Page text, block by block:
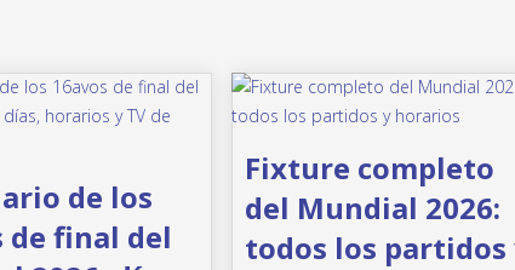
de los
de final del
Fixture completo
del Mundial 2026:
todos los partidos